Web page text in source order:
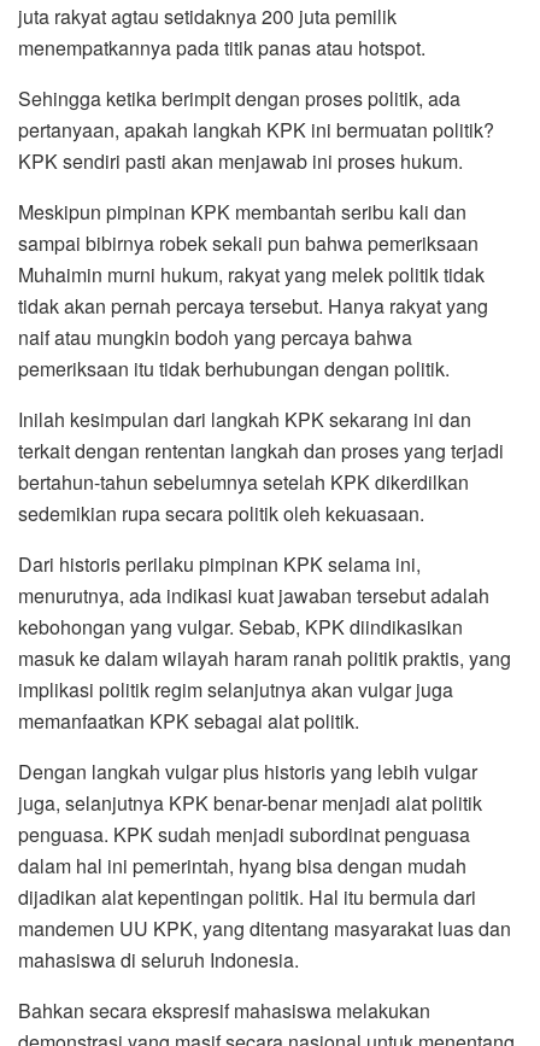
juta rakyat agtau setidaknya 200 juta pemilik
menempatkannya pada titik panas atau hotspot.
Sehingga ketika berimpit dengan proses politik, ada
pertanyaan, apakah langkah KPK ini bermuatan politik?
KPK sendiri pasti akan menjawab ini proses hukum.
Meskipun pimpinan KPK membantah seribu kali dan
sampai bibirnya robek sekali pun bahwa pemeriksaan
Muhaimin murni hukum, rakyat yang melek politik tidak
tidak akan pernah percaya tersebut. Hanya rakyat yang
naif atau mungkin bodoh yang percaya bahwa
pemeriksaan itu tidak berhubungan dengan politik.
Inilah kesimpulan dari langkah KPK sekarang ini dan
terkait dengan rententan langkah dan proses yang terjadi
bertahun-tahun sebelumnya setelah KPK dikerdilkan
sedemikian rupa secara politik oleh kekuasaan.
Dari historis perilaku pimpinan KPK selama ini,
menurutnya, ada indikasi kuat jawaban tersebut adalah
kebohongan yang vulgar. Sebab, KPK diindikasikan
masuk ke dalam wilayah haram ranah politik praktis, yang
implikasi politik regim selanjutnya akan vulgar juga
memanfaatkan KPK sebagai alat politik.
Dengan langkah vulgar plus historis yang lebih vulgar
juga, selanjutnya KPK benar-benar menjadi alat politik
penguasa. KPK sudah menjadi subordinat penguasa
dalam hal ini pemerintah, hyang bisa dengan mudah
dijadikan alat kepentingan politik. Hal itu bermula dari
mandemen UU KPK, yang ditentang masyarakat luas dan
mahasiswa di seluruh Indonesia.
Bahkan secara ekspresif mahasiswa melakukan